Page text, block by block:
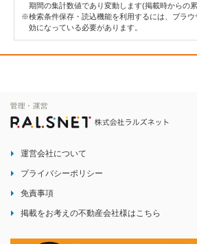
期間の集計数値であり変動します(掲載時からの
※検索条件保存・読込機能を利用するには、ブラ
効になっている必要があります。
運営会社について
プライバシーポリシー
免責事項
掲載をお考えの不動産会社様はこちら